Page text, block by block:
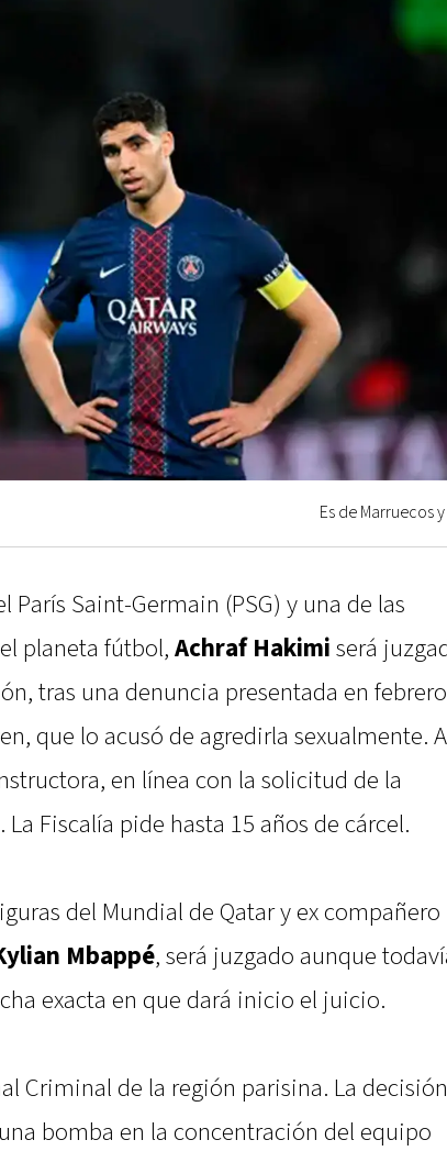
Es de Marruecos
París Saint-Germain (PSG) y una de las
planeta fútbol, Achraf Hakimi será
tras una denuncia presentada en febrero
que lo acusó de agredirla sexualmente.
en línea con la solicitud de la
La Fiscalía pide hasta 15 años de cárcel.
del Mundial de Qatar y ex compañero
Mbappé, será juzgado aunque
exacta en que dará inicio el juicio.
Criminal de la región parisina. La decisión
bomba en la concentración del equipo